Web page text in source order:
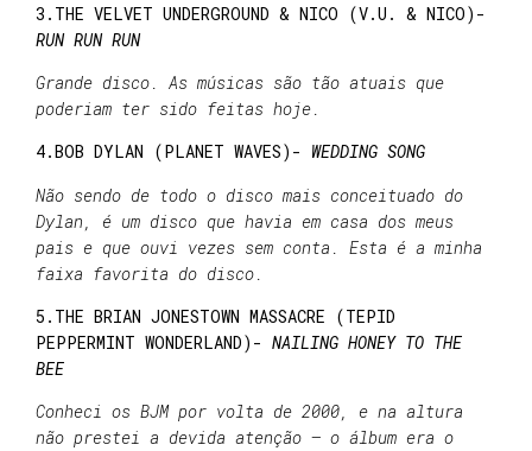
3. THE VELVET UNDERGROUND & NICO (V.U. & NICO)-
RUN RUN RUN
Grande disco. As músicas são tão atuais que
poderiam ter sido feitas hoje.
4.BOB DYLAN (PLANET WAVES)- WEDDING SONG
Não sendo de todo o disco mais conceituado do
Dylan, é um disco que havia em casa dos meus
pais e que ouvi vezes sem conta. Esta é a minha
faixa favorita do disco.
5.THE BRIAN JONESTOWN MASSACRE (TEPID
PEPPERMINT WONDERLAND)- NAILING HONEY TO THE
BEE
Conheci os BJM por volta de 2000, e na altura
não prestei a devida atenção – o álbum era o